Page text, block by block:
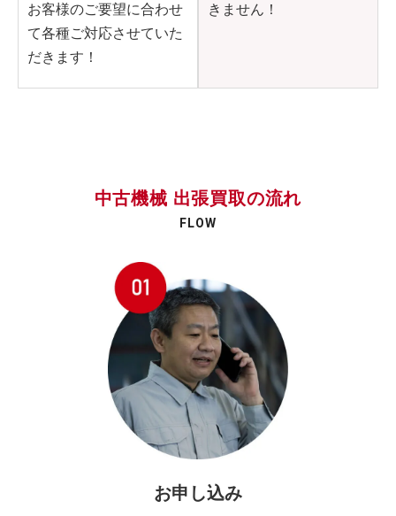
お客様のご要望に合わせ
て各種ご対応させていた
だきます！
きません！
中古機械 出張買取の流れ
FLOW
お申し込み